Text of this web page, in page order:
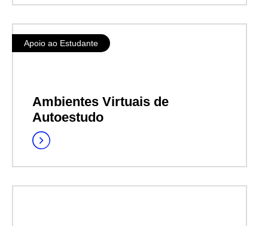
Apoio ao Estudante
Ambientes Virtuais de
Autoestudo